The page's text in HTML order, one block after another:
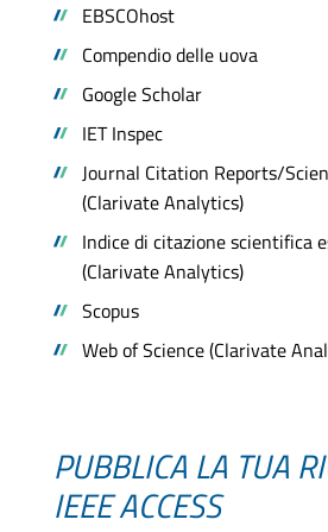
EBSCOhost
Compendio delle uova
Google Scholar
IET Inspec
Journal Citation Reports/
(Clarivate Analytics)
Indice di citazione scientifica
(Clarivate Analytics)
Scopus
Web of Science (Clarivate
PUBBLICA LA TUA
IEEE ACCESS